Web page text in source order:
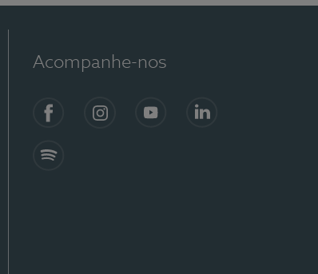
Acompanhe-nos